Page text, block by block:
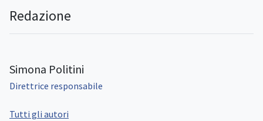
Redazione
Simona Politini
Direttrice responsabile
Tutti gli autori